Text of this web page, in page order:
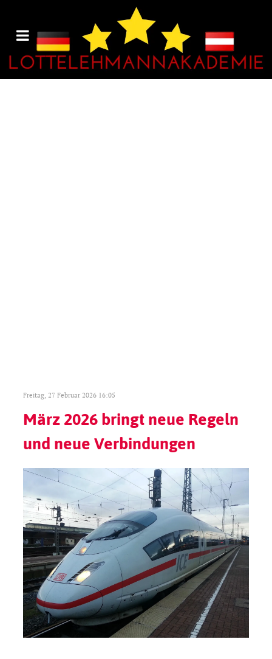
Freitag, 27 Februar 2026 16:05
März 2026 bringt neue Regeln
und neue Verbindungen